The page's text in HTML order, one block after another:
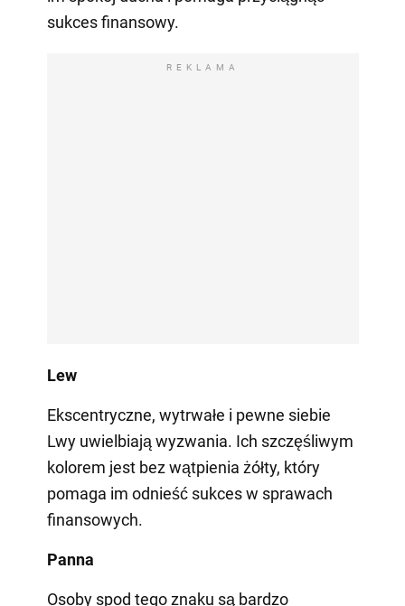
sukces finansowy.
REKLAMA
Lew
Ekscentryczne, wytrwałe i pewne siebie
Lwy uwielbiają wyzwania. Ich szczęśliwym
kolorem jest bez wątpienia żółty, który
pomaga im odnieść sukces w sprawach
finansowych.
Panna
Osoby spod tego znaku są bardzo